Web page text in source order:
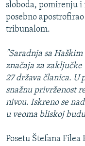
sloboda, pomirenju i
posebno
tribunalom.
"Saradnja sa
značaja za
27 država članica.
snažnu privrženost
nivou. Iskreno se
u veoma bliskoj
Posetu Štefana Filea